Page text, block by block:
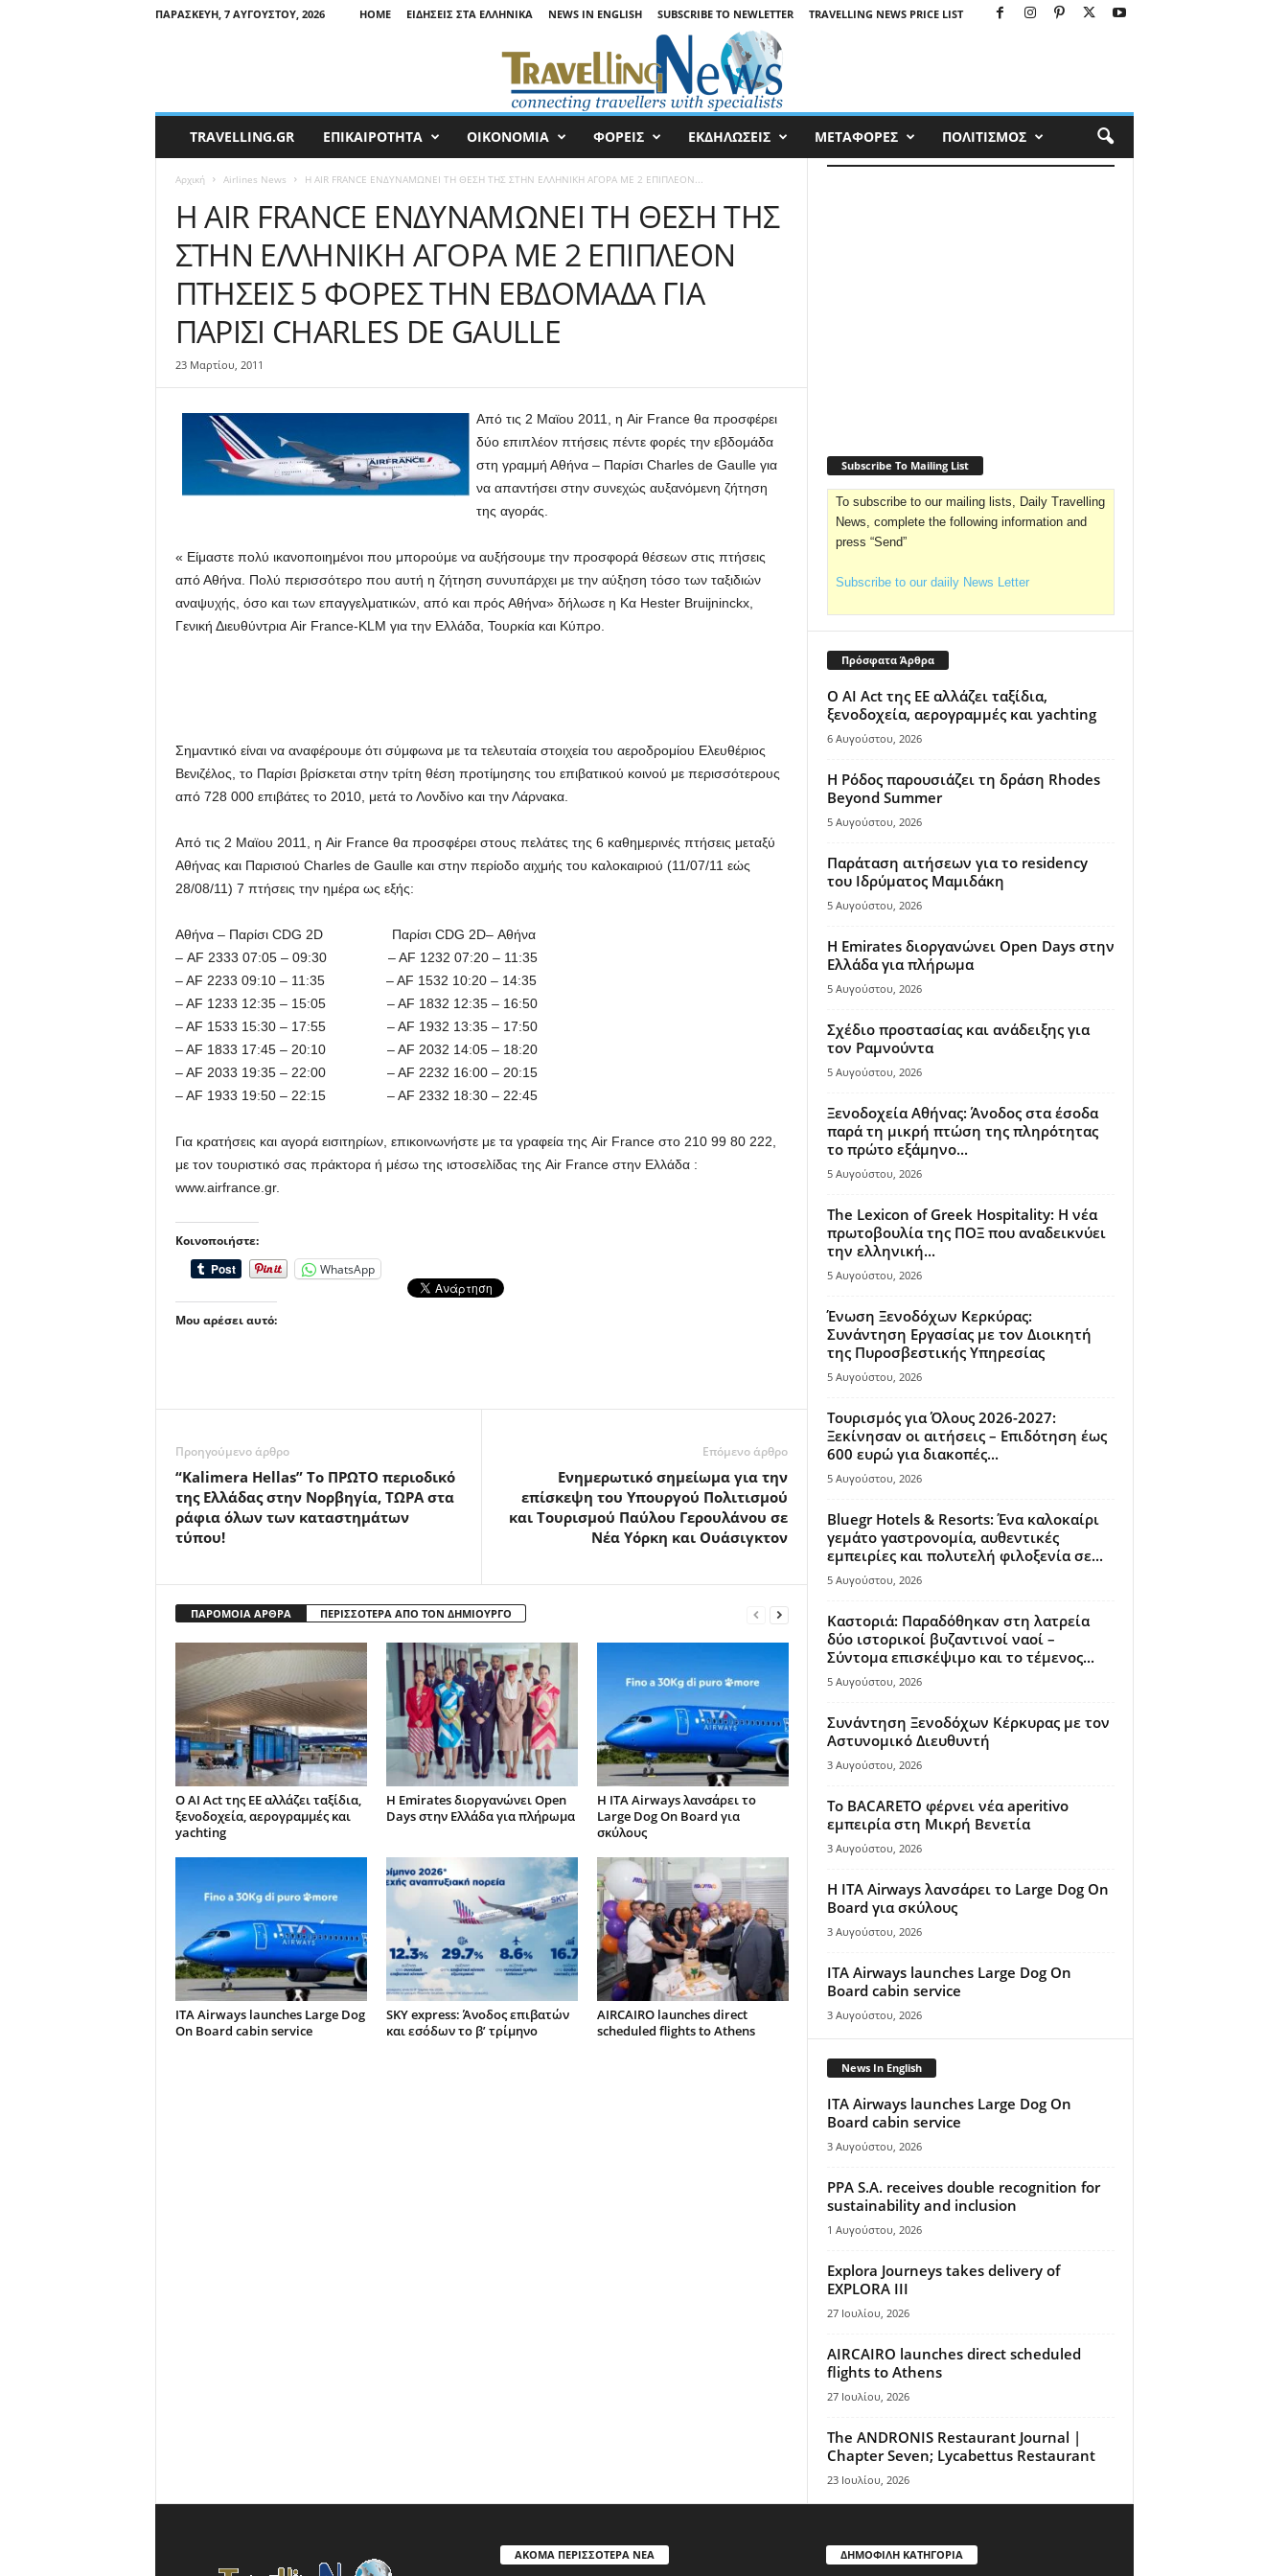
ΠΑΡΑΣΚΕΥΉ, 7 ΑΥΓΟΎΣΤΟΥ, 2026 HOME ΕΙΔΉΣΕΙΣ ΣΤΑ ΕΛΛΗΝΙΚΆ NEWS IN ENGLISH SUBSCRIBE TO NEWLETTER TRAVELLING NEWS PRICE LIST
a
TRAVELLING.GR ΕΠΙΚΑΙΡΟΤΗΤΑ ΟΙΚΟΝΟΜΙΑ ΦΟΡΕΙΣ ΕΚΔΗΛΩΣΕΙΣ ΜΕΤΑΦΟΡΕΣ ΠΟΛΙΤΙΣΜΟΣ
Αρχική Airlines News Η AIR FRANCE ΕΝΔΥΝΑΜΩΝΕΙ ΤΗ ΘΕΣΗ ΤΗΣ ΣΤΗΝ ΕΛΛΗΝΙΚΗ ΑΓΟΡΑ ΜΕ 2 ΕΠΙΠΛΕΟΝ...
Η AIR FRANCE ΕΝΔΥΝΑΜΩΝΕΙ ΤΗ ΘΕΣΗ ΤΗΣ
ΣΤΗΝ ΕΛΛΗΝΙΚΗ ΑΓΟΡΑ ΜΕ 2 ΕΠΙΠΛΕΟΝ
ΠΤΗΣΕΙΣ 5 ΦΟΡΕΣ ΤΗΝ ΕΒΔΟΜΑΔΑ ΓΙΑ
ΠΑΡΙΣΙ CHARLES DE GAULLE
23 Μαρτίου, 2011
Από τις 2 Μαϊου 2011, η Air France θα προσφέρει
δύο επιπλέον πτήσεις πέντε φορές την εβδομάδα
στη γραμμή Αθήνα – Παρίσι Charles de Gaulle για
να απαντήσει στην συνεχώς αυξανόμενη ζήτηση
της αγοράς.
« Είμαστε πολύ ικανοποιημένοι που μπορούμε να αυξήσουμε την προσφορά θέσεων στις πτήσεις
από Αθήνα. Πολύ περισσότερο που αυτή η ζήτηση συνυπάρχει με την αύξηση τόσο των ταξιδιών
αναψυχής, όσο και των επαγγελματικών, από και πρός Αθήνα» δήλωσε η Κα Hester Bruijninckx,
Γενική Διευθύντρια Air France-KLM για την Ελλάδα, Τουρκία και Κύπρο.
Σημαντικό είναι να αναφέρουμε ότι σύμφωνα με τα τελευταία στοιχεία του αεροδρομίου Ελευθέριος
Βενιζέλος, το Παρίσι βρίσκεται στην τρίτη θέση προτίμησης του επιβατικού κοινού με περισσότερους
από 728 000 επιβάτες το 2010, μετά το Λονδίνο και την Λάρνακα.
Από τις 2 Μαϊου 2011, η Air France θα προσφέρει στους πελάτες της 6 καθημερινές πτήσεις μεταξύ
Αθήνας και Παρισιού Charles de Gaulle και στην περίοδο αιχμής του καλοκαιριού (11/07/11 εώς
28/08/11) 7 πτήσεις την ημέρα ως εξής:
Αθήνα – Παρίσι CDG 2D Παρίσι CDG 2D– Αθήνα
– AF 2333 07:05 – 09:30 – AF 1232 07:20 – 11:35
– AF 2233 09:10 – 11:35 – AF 1532 10:20 – 14:35
– AF 1233 12:35 – 15:05 – AF 1832 12:35 – 16:50
– AF 1533 15:30 – 17:55 – AF 1932 13:35 – 17:50
– AF 1833 17:45 – 20:10 – AF 2032 14:05 – 18:20
– AF 2033 19:35 – 22:00 – AF 2232 16:00 – 20:15
– AF 1933 19:50 – 22:15 – AF 2332 18:30 – 22:45
Για κρατήσεις και αγορά εισιτηρίων, επικοινωνήστε με τα γραφεία της Air France στο 210 99 80 222,
με τον τουριστικό σας πράκτορα ή μέσω της ιστοσελίδας της Air France στην Ελλάδα :
www.airfrance.gr.
Κοινοποιήστε:
WhatsApp
Μου αρέσει αυτό:
Προηγούμενο άρθρο
“Kalimera Hellas” Το ΠΡΩΤΟ περιοδικό
της Ελλάδας στην Νορβηγία, ΤΩΡΑ στα
ράφια όλων των καταστημάτων
τύπου!
Επόμενο άρθρο
Ενημερωτικό σημείωμα για την
επίσκεψη του Υπουργού Πολιτισμού
και Τουρισμού Παύλου Γερουλάνου σε
Νέα Υόρκη και Ουάσιγκτον
ΠΑΡΟΜΟΙΑ ΑΡΘΡΑ ΠΕΡΙΣΣΟΤΕΡΑ ΑΠΟ ΤΟΝ ΔΗΜΙΟΥΡΓΟ
Ο AI Act της ΕΕ αλλάζει ταξίδια,
ξενοδοχεία, αερογραμμές και
yachting
Η Emirates διοργανώνει Open
Days στην Ελλάδα για πλήρωμα
Η ITA Airways λανσάρει το
Large Dog On Board για
σκύλους
ITA Airways launches Large Dog
On Board cabin service
SKY express: Άνοδος επιβατών
και εσόδων το β’ τρίμηνο
AIRCAIRO launches direct
scheduled flights to Athens
Subscribe To Mailing List
To subscribe to our mailing lists, Daily Travelling
News, complete the following information and
press “Send”
Subscribe to our daiily News Letter
Πρόσφατα Άρθρα
Ο AI Act της ΕΕ αλλάζει ταξίδια,
ξενοδοχεία, αερογραμμές και yachting
6 Αυγούστου, 2026
Η Ρόδος παρουσιάζει τη δράση Rhodes
Beyond Summer
5 Αυγούστου, 2026
Παράταση αιτήσεων για το residency
του Ιδρύματος Μαμιδάκη
5 Αυγούστου, 2026
Η Emirates διοργανώνει Open Days στην
Ελλάδα για πλήρωμα
5 Αυγούστου, 2026
Σχέδιο προστασίας και ανάδειξης για
τον Ραμνούντα
5 Αυγούστου, 2026
Ξενοδοχεία Αθήνας: Άνοδος στα έσοδα
παρά τη μικρή πτώση της πληρότητας
το πρώτο εξάμηνο...
5 Αυγούστου, 2026
The Lexicon of Greek Hospitality: Η νέα
πρωτοβουλία της ΠΟΞ που αναδεικνύει
την ελληνική...
5 Αυγούστου, 2026
Ένωση Ξενοδόχων Κερκύρας:
Συνάντηση Εργασίας με τον Διοικητή
της Πυροσβεστικής Υπηρεσίας
5 Αυγούστου, 2026
Τουρισμός για Όλους 2026-2027:
Ξεκίνησαν οι αιτήσεις – Επιδότηση έως
600 ευρώ για διακοπές...
5 Αυγούστου, 2026
Bluegr Hotels & Resorts: Ένα καλοκαίρι
γεμάτο γαστρονομία, αυθεντικές
εμπειρίες και πολυτελή φιλοξενία σε...
5 Αυγούστου, 2026
Καστοριά: Παραδόθηκαν στη λατρεία
δύο ιστορικοί βυζαντινοί ναοί –
Σύντομα επισκέψιμο και το τέμενος...
5 Αυγούστου, 2026
Συνάντηση Ξενοδόχων Κέρκυρας με τον
Αστυνομικό Διευθυντή
3 Αυγούστου, 2026
Το BACARETO φέρνει νέα aperitivo
εμπειρία στη Μικρή Βενετία
3 Αυγούστου, 2026
Η ITA Airways λανσάρει το Large Dog On
Board για σκύλους
3 Αυγούστου, 2026
ITA Airways launches Large Dog On
Board cabin service
3 Αυγούστου, 2026
News In English
ITA Airways launches Large Dog On
Board cabin service
3 Αυγούστου, 2026
PPA S.A. receives double recognition for
sustainability and inclusion
1 Αυγούστου, 2026
Explora Journeys takes delivery of
EXPLORA III
27 Ιουλίου, 2026
AIRCAIRO launches direct scheduled
flights to Athens
27 Ιουλίου, 2026
The ANDRONIS Restaurant Journal |
Chapter Seven; Lycabettus Restaurant
23 Ιουλίου, 2026
ΑΚΟΜΑ ΠΕΡΙΣΣΟΤΕΡΑ ΝΕΑ ΔΗΜΟΦΙΛΗ ΚΑΤΗΓΟΡΙΑ